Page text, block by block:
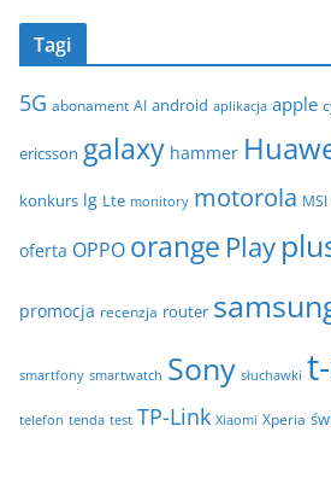
e
c
w
Tagi
5G abonament AI android aplikacja apple
ericsson galaxy hammer
konkurs lg Lte monitory motorola MSI
oferta OPPO orange Play
promocja recenzja router
smartfony smartwatch Sony słuchawki
telefon tenda test TP-Link Xiaomi Xperia